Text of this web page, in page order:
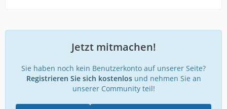
Jetzt mitmachen!
Sie haben noch kein Benutzerkonto auf unserer Seite?
Registrieren Sie sich kostenlosund nehmen Sie an
unserer Community teil!